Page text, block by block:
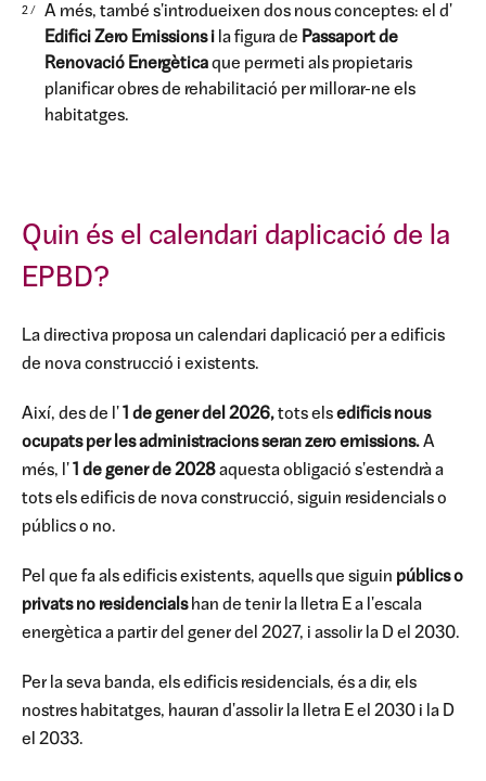
A més, també s'introdueixen dos nous conceptes: el d'
Edifici Zero Emissions i la figura de Passaport de
Renovació Energèticaque permeti als propietaris
planificar obres de rehabilitació per millorar-ne els
habitatges.
Quin és el calendari daplicació de la
EPBD?
La directiva proposa un calendari daplicació per a edificis
de nova construcció i existents.
Així, des de l' 1 de gener del 2026,tots elsedificis nous
ocupats per les administracions seran zero emissions.A
més, l'
1 de gener de 2028aquesta obligació s'estendrà a
tots els edificis de nova construcció, siguin residencials o
públics o no.
Pel que fa als edificis existents, aquells que siguin públics o
privats no residencialshan de tenir la lletra E a l'escala
energètica a partir del gener del 2027, i assolir la D el 2030.
Per la seva banda, els edificis residencials, és a dir, els
nostres habitatges, hauran d'assolir la lletra E el 2030 i la D
el 2033.